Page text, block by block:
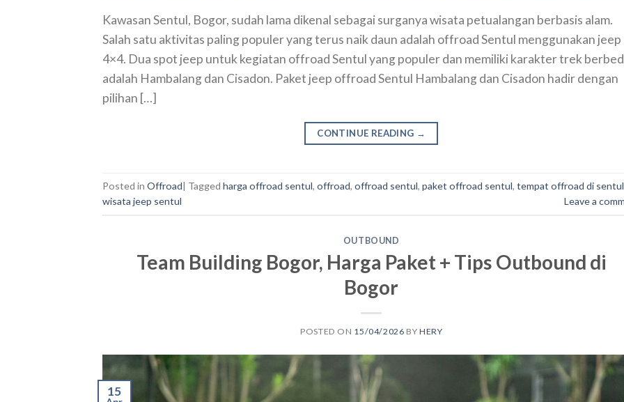
Kawasan Sentul, Bogor, sudah lama dikenal sebagai surganya wisata petualangan berbasis alam.
Salah satu aktivitas paling populer yang terus naik daun adalah offroad Sentul menggunakan jeep
4×4. Dua spot jeep untuk kegiatan offroad Sentul yang populer dan memiliki karakter trek
adalah Hambalang dan Cisadon. Paket jeep offroad Sentul Hambalang dan Cisadon hadir dengan
pilihan […]
CONTINUE READING →
Posted in Offroad| Tagged harga offroad sentul, offroad, offroad sentul, paket offroad sentul, tempat offroad di sentul
wisata jeep sentul
Leave a
OUTBOUND
Team Building Bogor, Harga Paket + Tips Outbound di
Bogor
POSTED ON 15/04/2026 BY HERY
15